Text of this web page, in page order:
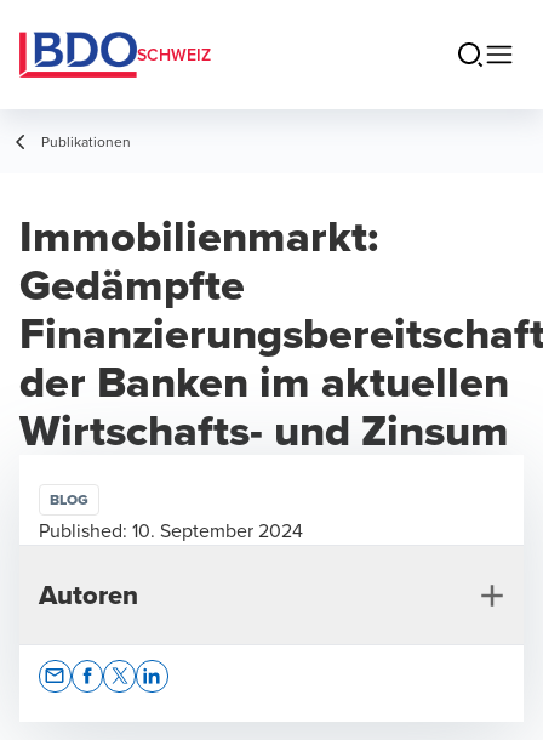
SCHWEIZ
Publikationen
Immobilienmarkt:
Gedämpfte
der Banken im aktuellen
Wirtschafts- und Zinsum
BLOG
Published: 10. September 2024
Autoren